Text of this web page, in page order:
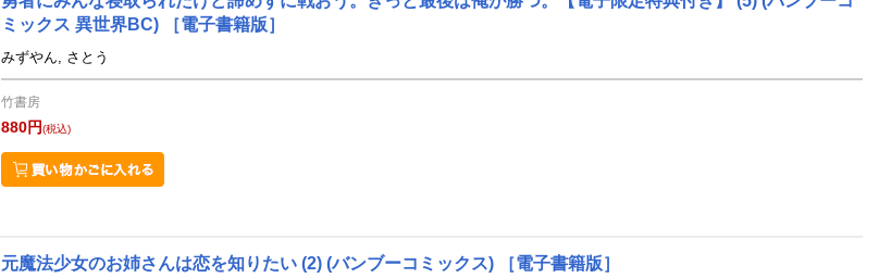
ミックス 異世界BC)
［電子書籍版］
みずやん, さとう
竹書房
880円(税込)
元魔法少女のお姉さんは恋を知りたい (2) (バンブーコミックス) ［電子書籍版］